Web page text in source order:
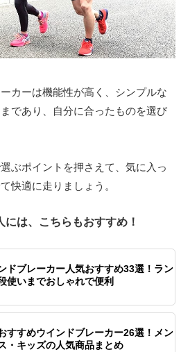
カーは機能性が高く、シンプルな
であり、自分に合ったものを選び
ぶポイントを押さえて、気に入っ
快適に走りましょう。
は、こちらもおすすめ！
ドブレーカー人気おすすめ33選！ラン
使いまでおしゃれで便利
すすめウインドブレーカー26選！メン
・キッズの人気商品まとめ